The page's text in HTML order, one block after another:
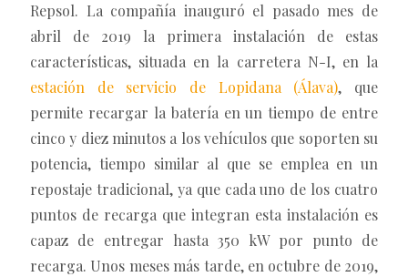
Repsol. La compañía inauguró el pasado mes de
abril de 2019 la primera instalación de estas
características, situada en la carretera N-I, en la
estación de servicio de Lopidana (Álava), que
permite recargar la batería en un tiempo de entre
cinco y diez minutos a los vehículos que soporten su
potencia, tiempo similar al que se emplea en un
repostaje tradicional, ya que cada uno de los cuatro
puntos de recarga que integran esta instalación es
capaz de entregar hasta 350 kW por punto de
recarga. Unos meses más tarde, en octubre de 2019,